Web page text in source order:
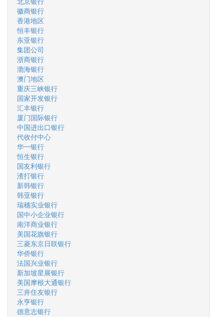
徽商银行
香港地区
恒丰银行
东亚银行
集团公司
浙商银行
渤海银行
澳门地区
重庆三峡银行
国家开发银行
汇丰银行
厦门国际银行
中国进出口银行
代收付中心
华一银行
恒生银行
国友利银行
渣打银行
新韩银行
韩亚银行
瑞穗实业银行
国中小企业银行
南洋商业银行
美国花旗银行
三菱东京日联银行
华侨银行
法国兴业银行
新加坡星展银行
美国摩根大通银行
三井住友银行
永亨银行
德意志银行